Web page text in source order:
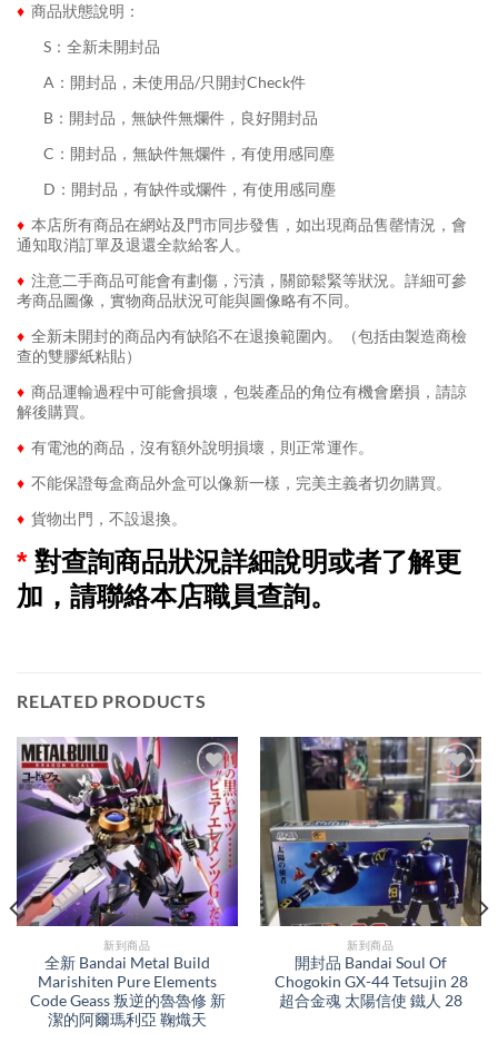
♦ 商品狀態說明：
S：全新未開封品
A：開封品，未使用品/只開封Check件
B：開封品，無缺件無爛件，良好開封品
C：開封品，無缺件無爛件，有使用感同塵
D：開封品，有缺件或爛件，有使用感同塵
♦ 本店所有商品在網站及門市同步發售，如出現商品售罄情況，會
通知取消訂單及退還全款給客人。
♦ 注意二手商品可能會有劃傷，污漬，關節鬆緊等狀況。詳細可參
考商品圖像，實物商品狀況可能與圖像略有不同。
♦ 全新未開封的商品內有缺陷不在退換範圍內。（包括由製造商檢
查的雙膠紙粘貼）
♦ 商品運輸過程中可能會損壞，包裝產品的角位有機會磨損，請諒
解後購買。
♦ 有電池的商品，沒有額外說明損壞，則正常運作。
♦ 不能保證每盒商品外盒可以像新一樣，完美主義者切勿購買。
♦ 貨物出門，不設退換。
* 對查詢商品狀況詳細說明或者了解更
加，請聯絡本店職員查詢。
RELATED PRODUCTS
新到商品​
全新 Bandai Metal Build
Marishiten Pure Elements
Code Geass 叛逆的魯魯修 新
潔的阿爾瑪利亞 鞠熾天
新到商品​
開封品 Bandai Soul Of
Chogokin GX-44 Tetsujin 28
超合金魂 太陽信使 鐵人 28